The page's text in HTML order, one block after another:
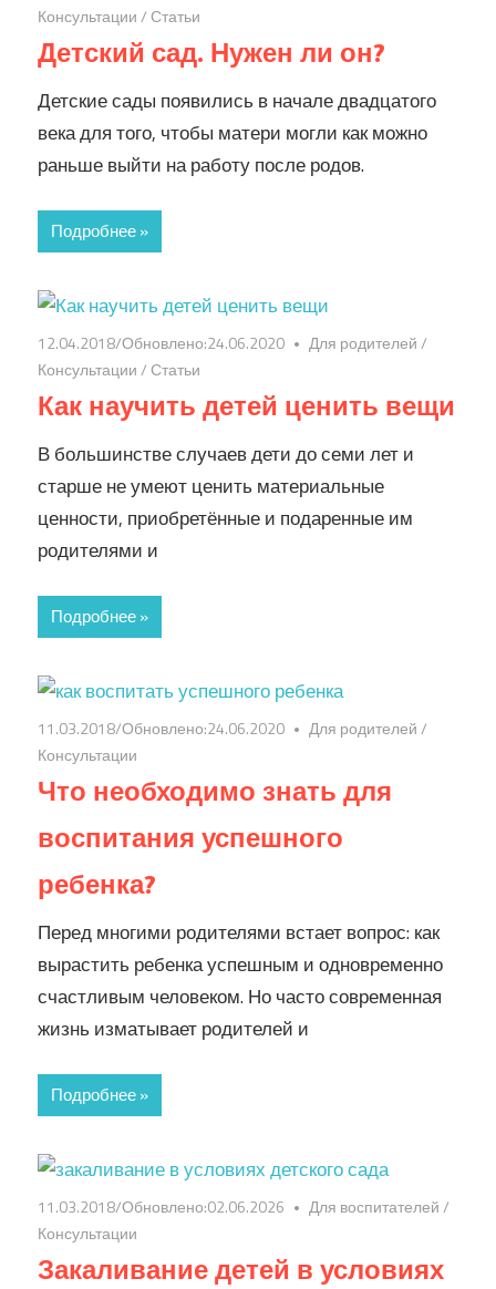
Консультации/Статьи
Детский сад. Нужен ли он?
Детские сады появились в начале двадцатого
века для того, чтобы матери могли как можно
раньше выйти на работу после родов.
Подробнее »
12.04.2018/Обновлено:24.06.2020 Для родителей/
Консультации/Статьи
Как научить детей ценить вещи
В большинстве случаев дети до семи лет и
старше не умеют ценить материальные
ценности, приобретённые и подаренные им
родителями и
Подробнее »
11.03.2018/Обновлено:24.06.2020 Для родителей/
Консультации
Что необходимо знать для
воспитания успешного
ребенка?
Перед многими родителями встает вопрос: как
вырастить ребенка успешным и одновременно
счастливым человеком. Но часто современная
жизнь изматывает родителей и
Подробнее »
11.03.2018/Обновлено:02.06.2026 Для воспитателей/
Консультации
Закаливание детей в условиях